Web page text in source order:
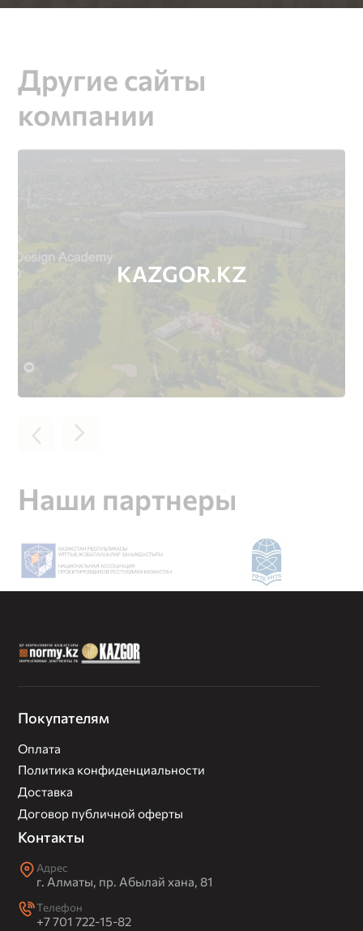
Другие сайты
компании
KAZGOR.KZ
Наши партнеры
Покупателям
Оплата
Политика конфиденциальности
Доставка
Договор публичной оферты
Контакты
Адрес
г. Алматы, пр. Абылай хана, 81
Телефон
+7 701 722-15-82